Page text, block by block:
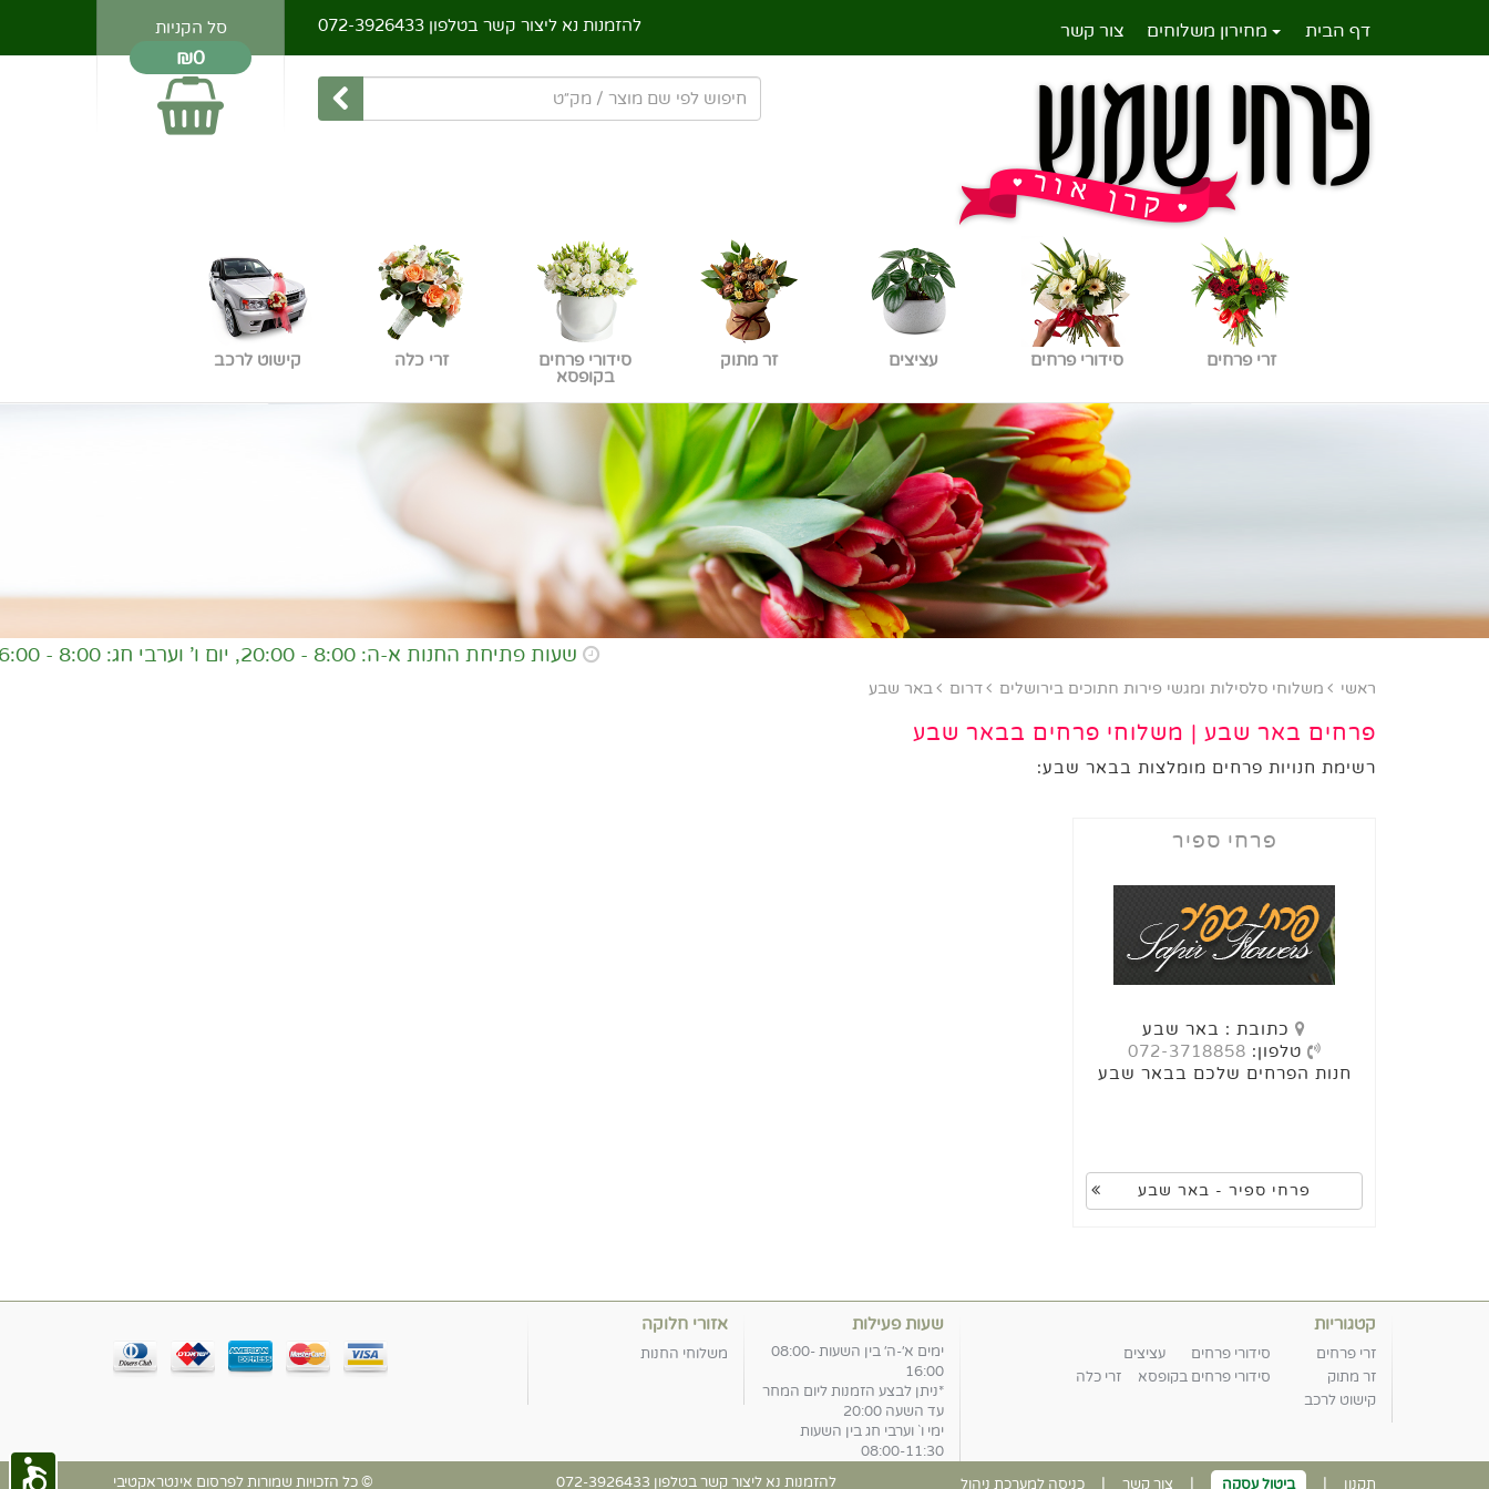
סל הקניות
₪0
להזמנות נא ליצור קשר בטלפון 072-3926433 דף הבית מחירון משלוחים צור קשר
זרי פרחים סידורי פרחים עציצים זר מתוק
סידורי פרחים
בקופסא
זרי כלה קישוט לרכב
שעות פתיחת החנות א-ה: 8:00 - 20:00, יום ו' וערבי חג: 8:00 - 16:00,
ראשי משלוחי סלסילות ומגשי פירות חתוכים בירושלים דרום באר שבע
פרחים באר שבע | משלוחי פרחים בבאר שבע
רשימת חנויות פרחים מומלצות בבאר שבע:
פרחי ספיר
כתובת : באר שבע
טלפון: 072-3718858
חנות הפרחים שלכם בבאר שבע
פרחי ספיר - באר שבע
קטגוריות
זרי פרחים סידורי פרחים
עציצים
זר מתוק
סידורי פרחים בקופסא
זרי כלה
קישוט לרכב
שעות פעילות
ימים א׳-ה׳ בין השעות 08:00-
16:00
*ניתן לבצע הזמנות ליום המחר
עד השעה 20:00
ימי ו` וערבי חג בין השעות
08:00-11:30
אזורי חלוקה
משלוחי החנות
תקנון | ביטול עסקה | צור קשר | כניסה למערכת ניהול להזמנות נא ליצור קשר בטלפון 072-3926433 © כל הזכויות שמורות לפרסום אינטראקטיבי